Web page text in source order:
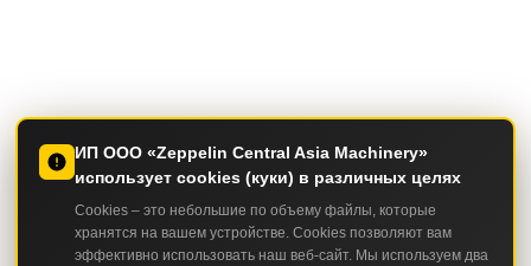
ИП ООО «Zeppelin Central Asia Machinery»
использует cookies (куки) в различных целях
Cookies – это небольшие по объему файлы, которые
хранятся на вашем устройстве. Cookies позволяют вам
эффективно использовать наш веб-сайт. Мы используем два